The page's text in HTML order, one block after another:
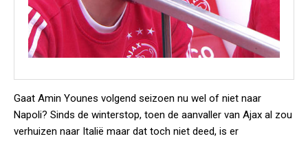
Gaat Amin Younes volgend seizoen nu wel of niet naar
Napoli? Sinds de winterstop, toen de aanvaller van Ajax al zou
verhuizen naar Italië maar dat toch niet deed, is er